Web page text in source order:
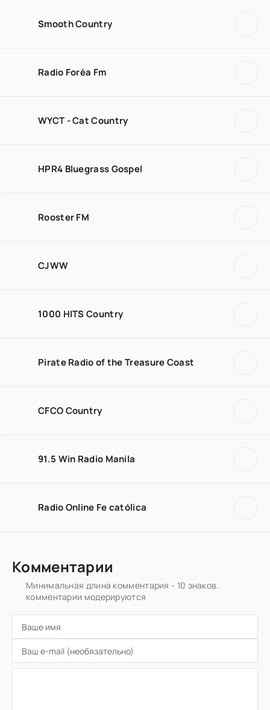
Smooth Country
Radio Forèa Fm
WYCT - Cat Country
HPR4 Bluegrass Gospel
Rooster FM
CJWW
1000 HITS Country
Pirate Radio of the Treasure Coast
CFCO Country
91.5 Win Radio Manila
Radio Online Fe católica
Комментарии
Минимальная длина комментария - 10 знаков.
комментарии модерируются